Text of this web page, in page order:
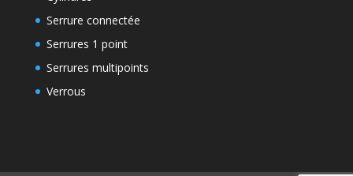
Serrure connectée
Serrures 1 point
Serrures multipoints
Verrous